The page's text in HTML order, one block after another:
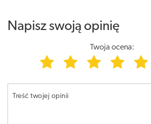
Napisz swoją opinię
Twoja ocena:
Treść twojej opinii